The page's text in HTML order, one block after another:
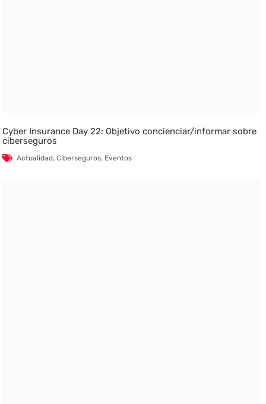
Cyber Insurance Day 22: Objetivo concienciar/informar sobre
ciberseguros
Actualidad,Ciberseguros, Eventos